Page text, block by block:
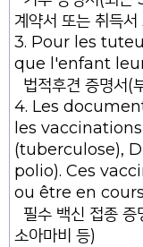
계약서 또는 취득
3. Pour les
que l'enfant
법적후견 증명서(
4. Les
les
(tuberculose),
polio). Ces
ou être en cours
필수 백신 접종 증
소아마비 등)